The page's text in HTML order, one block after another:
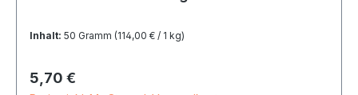
Inhalt: 50 Gramm (114,00 € / 1 kg)
Regulärer Preis:
5,70 €